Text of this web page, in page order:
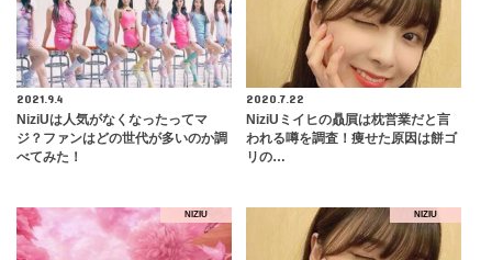
2021.9.4
NiziUは人気がなくなったってマ
ジ？ファンはどの世代が多いのか調
べてみた！
2020.7.22
NiziUミイヒの贔屓は枕営業だと言
われる噂を調査！痩せた原因は餅ゴ
リの…
NIZIU NIZIU